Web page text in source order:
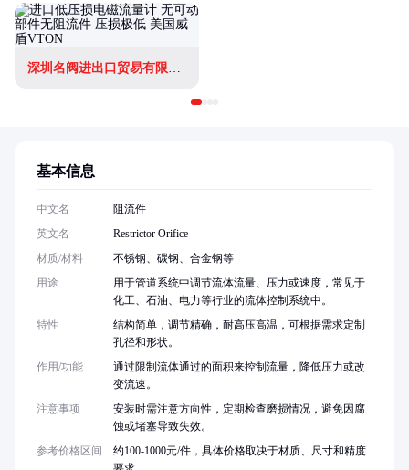
深圳名阀进出口贸易有限公司
基本信息
中文名
阻流件
英文名
Restrictor Orifice
材质/材料
不锈钢、碳钢、合金钢等
用途
用于管道系统中调节流体流量、压力或速度，常见于
化工、石油、电力等行业的流体控制系统中。
特性
结构简单，调节精确，耐高压高温，可根据需求定制
孔径和形状。
作用/功能
通过限制流体通过的面积来控制流量，降低压力或改
变流速。
注意事项
安装时需注意方向性，定期检查磨损情况，避免因腐
蚀或堵塞导致失效。
参考价格区间
约100-1000元/件，具体价格取决于材质、尺寸和精度